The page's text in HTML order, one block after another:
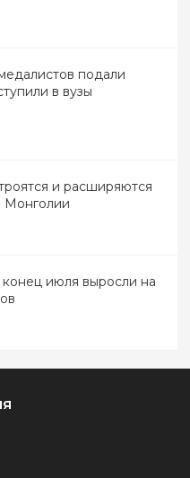
подали
в вузы
и расширяются
Монголии
июля выросли на